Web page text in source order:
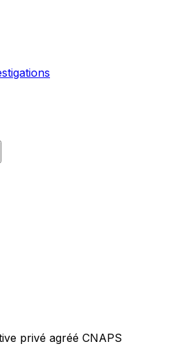
privé agréé CNAPS